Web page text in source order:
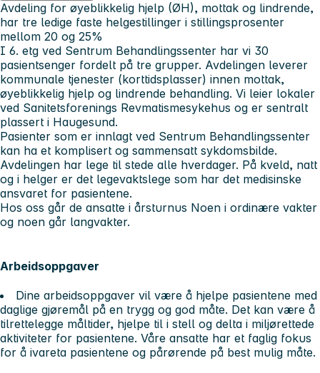
Avdeling for øyeblikkelig hjelp (ØH), mottak og lindrende,
har tre ledige faste helgestillinger i stillingsprosenter
mellom 20 og 25%
I 6. etg ved Sentrum Behandlingssenter har vi 30
pasientsenger fordelt på tre grupper. Avdelingen leverer
kommunale tjenester (korttidsplasser) innen mottak,
øyeblikkelig hjelp og lindrende behandling. Vi leier lokaler
ved Sanitetsforenings Revmatismesykehus og er sentralt
plassert i Haugesund.
Pasienter som er innlagt ved Sentrum Behandlingssenter
kan ha et komplisert og sammensatt sykdomsbilde.
Avdelingen har lege til stede alle hverdager. På kveld, natt
og i helger er det legevaktslege som har det medisinske
ansvaret for pasientene.
Hos oss går de ansatte i årsturnus Noen i ordinære vakter
og noen går langvakter.
Arbeidsoppgaver
Dine arbeidsoppgaver vil være å hjelpe pasientene med
daglige gjøremål på en trygg og god måte. Det kan være å
tilrettelegge måltider, hjelpe til i stell og delta i miljørettede
aktiviteter for pasientene. Våre ansatte har et faglig fokus
for å ivareta pasientene og pårørende på best mulig måte.